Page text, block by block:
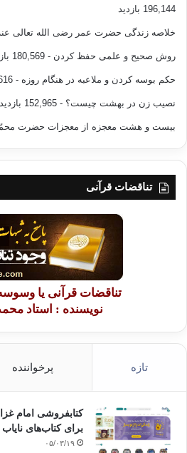
196,144 بازدید
خلاصه زندگی حضرت عمر رضی الله تعالی
روش صحیح و علمی حفظ کردن - 180,569 بازدید
حکم بوسه کردن و ملاعبه در هنگام روزه - 173,616 بازدید
نصیب زن در بهشت چیست؟ - 152,965 بازدید
بیست و هشت معجزه از معجزات حضرت
تناقضات قرآنی
تناقضات قرآنی یا
نویسنده : استاد
تازه پرخواننده
کتابفروشی امام
برای کتاب‌های نایاب
۰۵/۰۳/۱۹